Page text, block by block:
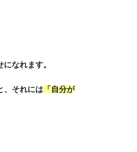
なれます。
、それには 「自分が